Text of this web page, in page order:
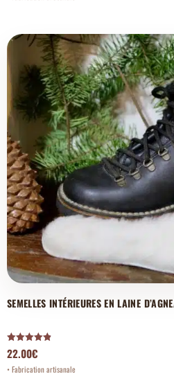
SEMELLES INTÉRIEURES EN LAINE
Note
4.88
sur 5
22.00€